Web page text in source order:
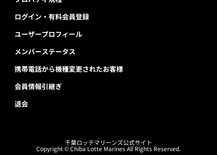
ログイン・有料会員登録
ユーザープロフィール
メンバーステータス
携帯電話から機種変更されたお客様
会員情報引継ぎ
退会
千葉ロッテマリーンズ公式サイト
Copyright © Chiba Lotte Marines All Rights Reserved.